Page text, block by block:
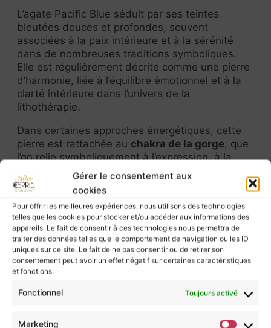
Gérer le consentement aux
cookies
Pour offrir les meilleures expériences, nous utilisons des technologies
telles que les cookies pour stocker et/ou accéder aux informations des
appareils. Le fait de consentir à ces technologies nous permettra de
traiter des données telles que le comportement de navigation ou les ID
uniques sur ce site. Le fait de ne pas consentir ou de retirer son
consentement peut avoir un effet négatif sur certaines caractéristiques
et fonctions.
Fonctionnel Toujours activé
Marketing
L’agate Pacific Blue séduit par ses teintes
bleutées douces et profondes, souvent
associées à la paix intérieure et à la sérénité
dans de nombreuses traditions symboliques.
Elle est régulièrement décrite comme une pierre
d’harmonie, liée à l’équilibre émotionnel et à la
clarté intérieure dans l’univers de la
lithothérapie.
Dans certaines approches énergétiques, cette
pierre est rattachée au chakra de la gorge, que
l’on relie symboliquement à l’expression, à la
fluidité de la communication et à l’affirmation de
soi.
Ses couleurs apaisantes en fait un objet
apprécié lors de pratiques de recentrage, de
méditation ou d’exploration personnelle.
Chakra : Gorge
Purification :
ou parfumigation (encens
Rechargement :
– Vous pouvez également
un rechargement au coeur de la nature.